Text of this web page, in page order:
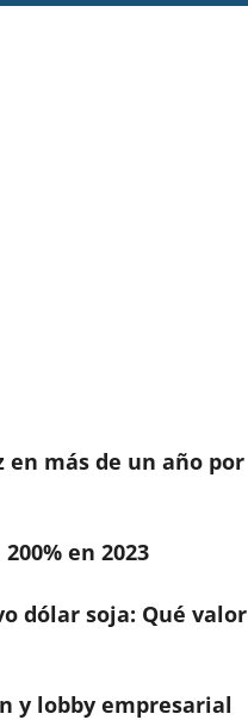
en más de un año por
en 2023
dólar soja: Qué valor
y lobby empresarial